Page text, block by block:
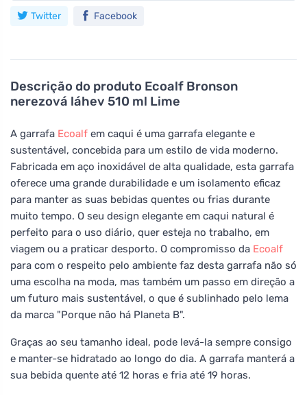
Descrição do produto Ecoalf Bronson
nerezová láhev 510 ml Lime
A garrafa Ecoalf em caqui é uma garrafa elegante e
sustentável, concebida para um estilo de vida moderno.
Fabricada em aço inoxidável de alta qualidade, esta garrafa
oferece uma grande durabilidade e um isolamento eficaz
para manter as suas bebidas quentes ou frias durante
muito tempo. O seu design elegante em caqui natural é
perfeito para o uso diário, quer esteja no trabalho, em
viagem ou a praticar desporto. O compromisso da Ecoalf
para com o respeito pelo ambiente faz desta garrafa não só
uma escolha na moda, mas também um passo em direção a
um futuro mais sustentável, o que é sublinhado pelo lema
da marca "Porque não há Planeta B".
Graças ao seu tamanho ideal, pode levá-la sempre consigo
e manter-se hidratado ao longo do dia. A garrafa manterá a
sua bebida quente até 12 horas e fria até 19 horas.
Twitter Facebook